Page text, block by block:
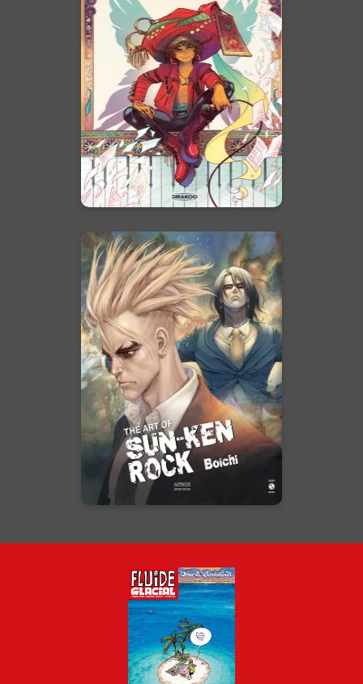
chansons que
j'aimerais oublier -
histoire complète
Date de parution :
16/04/2025
Rencontrez Fernando Posada :
une capacité musicale
exceptionnelle, mais surtout un
roi immortel caché derrière ce
visage adorable.
En voir +
Sun-Ken Rock :
The Art of Sun-
Ken Rock
Date de parution :
15/11/2023
Retrouvez dans ce beau livre
toute la virtuosité de Boichi au
service de sa série phare, Sun-
Ken Rock !
En voir +